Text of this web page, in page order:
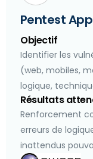
Pentest
Objectif
Identifier les
(web, mobiles,
logique,
Résultats
Renforcement
erreurs de
inattendus